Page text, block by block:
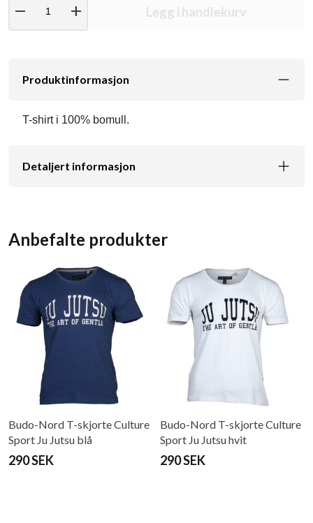
remove add Legg i handlekurv
Produktinformasjon
T-shirt i 100% bomull.
Detaljert informasjon
Anbefalte produkter
Budo-Nord T-skjorte Culture
Sport Ju Jutsu blå
290 SEK
Budo-Nord T-skjorte Culture
Sport Ju Jutsu hvit
290 SEK